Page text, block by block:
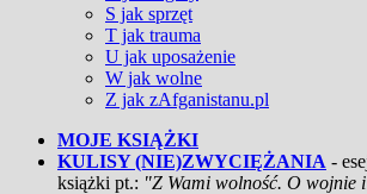
S jak sprzęt
T jak trauma
U jak uposażenie
W jak wolne
Z jak zAfganistanu.pl
MOJE KSIĄŻKI
KULISY (NIE)ZWYCIĘŻANIA -
książki pt.: "Z Wami wolność. O wojnie